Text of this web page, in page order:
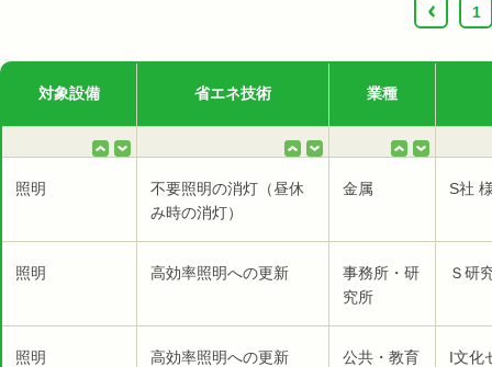
‹
1
対象設備 省エネ技術 業種
照明
不要照明の消灯（昼休
み時の消灯）
金属 S社
照明 高効率照明への更新
事務所・研
究所
Ｓ研
照明 高効率照明への更新 公共・教育 I文化